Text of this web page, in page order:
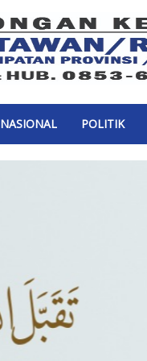
NASIONAL POLITIK